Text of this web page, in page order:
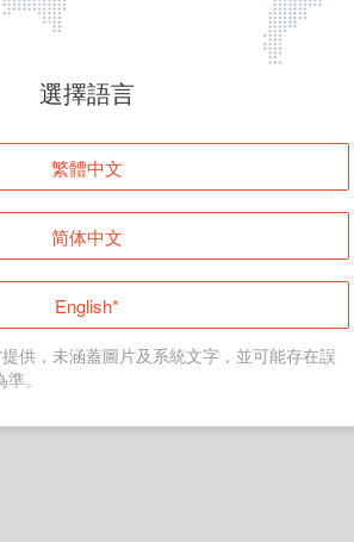
頁面無法顯示
登入
返回首頁
選擇語言
繁體中文
简体中文
English*
供，未涵蓋圖片及系統文字，並可能存在誤
。